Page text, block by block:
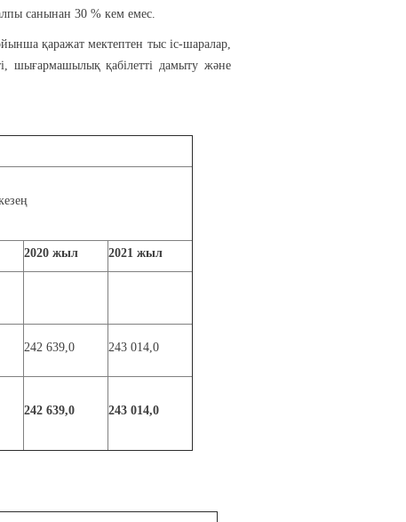
санынан 30 % кем емес.
қаражат мектептен тыс іс-шаралар,
шығармашылық қабілетті дамыту және
2020 жыл 2021 жыл
242 639,0 243 014,0
242 639,0 243 014,0